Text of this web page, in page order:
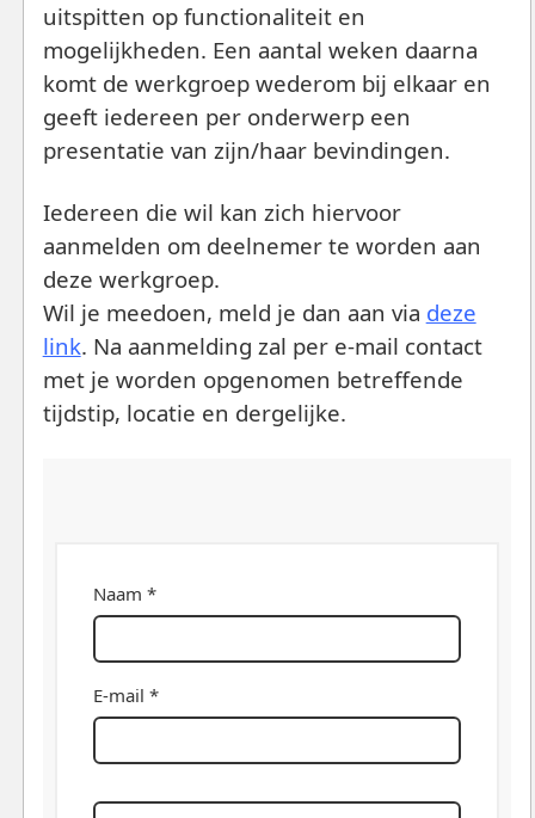
uitspitten op functionaliteit en
mogelijkheden. Een aantal weken daarna
komt de werkgroep wederom bij elkaar en
geeft iedereen per onderwerp een
presentatie van zijn/haar bevindingen.
Iedereen die wil kan zich hiervoor
aanmelden om deelnemer te worden aan
deze werkgroep.
Wil je meedoen, meld je dan aan via deze
link. Na aanmelding zal per e-mail contact
met je worden opgenomen betreffende
tijdstip, locatie en dergelijke.
Naam *
E-mail *